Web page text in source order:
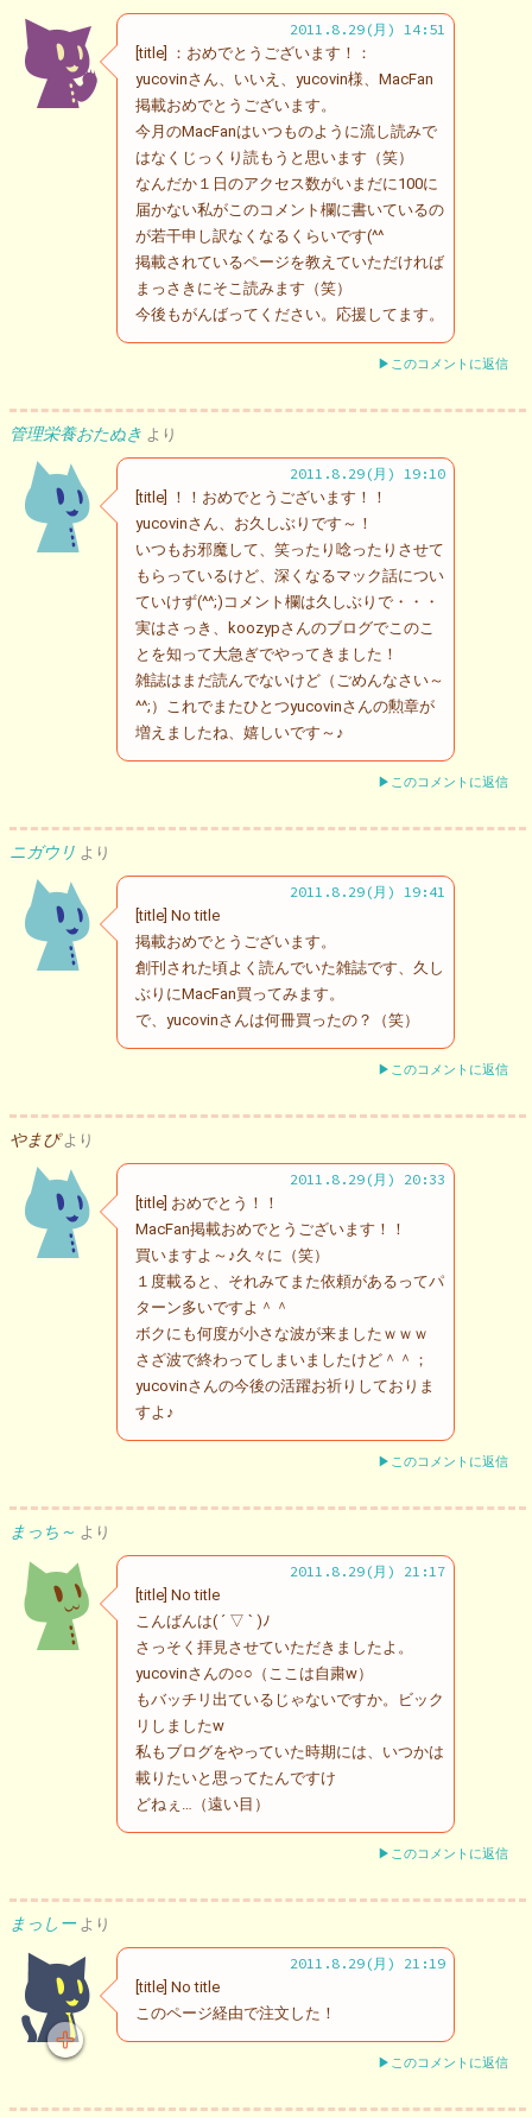
2011.8.29(月) 14:51
[title] ：おめでとうございます！：
yucovinさん、いいえ、yucovin様、MacFan
掲載おめでとうございます。
今月のMacFanはいつものように流し読みで
はなくじっくり読もうと思います（笑）
なんだか１日のアクセス数がいまだに100に
届かない私がこのコメント欄に書いているの
が若干申し訳なくなるくらいです(^^ゞ
掲載されているページを教えていただければ
まっさきにそこ読みます（笑）
今後もがんばってください。応援してます。
▶このコメントに返信
管理栄養おたぬき より
2011.8.29(月) 19:10
[title] ！！おめでとうございます！！
yucovinさん、お久しぶりです～！
いつもお邪魔して、笑ったり唸ったりさせて
もらっているけど、深くなるマック話につい
ていけず(^^;)コメント欄は久しぶりで・・・
実はさっき、koozypさんのブログでこのこ
とを知って大急ぎでやってきました！
雑誌はまだ読んでないけど（ごめんなさい～
^^;）これでまたひとつyucovinさんの勲章が
増えましたね、嬉しいです～♪
▶このコメントに返信
ニガウリ より
2011.8.29(月) 19:41
[title] No title
掲載おめでとうございます。
創刊された頃よく読んでいた雑誌です、久し
ぶりにMacFan買ってみます。
で、yucovinさんは何冊買ったの？（笑）
▶このコメントに返信
やまぴ より
2011.8.29(月) 20:33
[title] おめでとう！！
MacFan掲載おめでとうございます！！
買いますよ～♪久々に（笑）
１度載ると、それみてまた依頼があるってパ
ターン多いですよ＾＾
ボクにも何度が小さな波が来ましたｗｗｗ
さざ波で終わってしまいましたけど＾＾；
yucovinさんの今後の活躍お祈りしておりま
すよ♪
▶このコメントに返信
まっち～ より
2011.8.29(月) 21:17
[title] No title
こんばんは( ´ ▽ ` )ﾉ
さっそく拝見させていただきましたよ。
yucovinさんの○○（ここは自粛w）
もバッチリ出ているじゃないですか。ビック
リしましたw
私もブログをやっていた時期には、いつかは
載りたいと思ってたんですけ
どねぇ…（遠い目）
▶このコメントに返信
まっしー より
2011.8.29(月) 21:19
[title] No title
このページ経由で注文した！
▶このコメントに返信